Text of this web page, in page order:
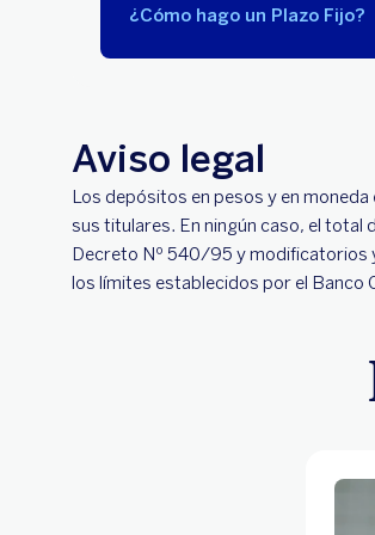
¿Cómo hago un Plazo Fijo?
Aviso legal
Los depósitos en pesos y en
sus titulares. En ningún caso, el
Decreto Nº 540/95 y modificatorios
los límites establecidos por el Banco